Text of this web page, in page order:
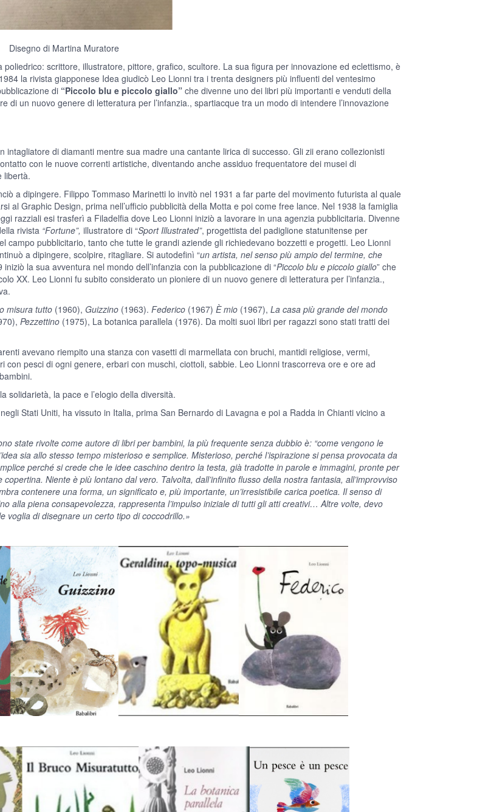
Disegno di Martina Muratore
scrittore, illustratore, pittore, grafico, scultore. La sua figura per innovazione ed eclettismo, è
la rivista giapponese Idea giudicò Leo Lionni tra i trenta designers più influenti del ventesimo
di “Piccolo blu e piccolo giallo” che divenne uno dei libri più importanti e venduti della
un nuovo genere di letteratura per l’infanzia., spartiacque tra un modo di intendere l’innovazione
di diamanti mentre sua madre una cantante lirica di successo. Gli zii erano collezionisti
con le nuove correnti artistiche, diventando anche assiduo frequentatore dei musei di
libertà.
a dipingere. Filippo Tommaso Marinetti lo invitò nel 1931 a far parte del movimento futurista al quale
al Graphic Design, prima nell’ufficio pubblicità della Motta e poi come free lance. Nel 1938 la famiglia
razziali esi trasferì a Filadelfia dove Leo Lionni iniziò a lavorare in una agenzia pubblicitaria. Divenne
rivista “Fortune”, illustratore di “Sport Illustrated”, progettista del padiglione statunitense per
campo pubblicitario, tanto che tutte le grandi aziende gli richiedevano bozzetti e progetti. Leo Lionni
a dipingere, scolpire, ritagliare. Si autodefinì “un artista, nel senso più ampio del termine, che
iniziò la sua avventura nel mondo dell’infanzia con la pubblicazione di “Piccolo blu e piccolo giallo” che
XX. Leo Lionni fu subito considerato un pioniere di un nuovo genere di letteratura per l’infanzia.,
misura tutto (1960), Guizzino (1963). Federico (1967) È mio (1967), La casa più grande del mondo
Pezzettino (1975), La botanica parallela (1976). Da molti suoi libri per ragazzi sono stati tratti dei
avevano riempito una stanza con vasetti di marmellata con bruchi, mantidi religiose, vermi,
pesci di ogni genere, erbari con muschi, ciottoli, sabbie. Leo Lionni trascorreva ore e ore ad
solidarietà, la pace e l’elogio della diversità.
Stati Uniti, ha vissuto in Italia, prima San Bernardo di Lavagna e poi a Radda in Chianti vicino a
state rivolte come autore di libri per bambini, la più frequente senza dubbio è: “come vengono le
sia allo stesso tempo misterioso e semplice. Misterioso, perché l’ispirazione si pensa provocata da
perché si crede che le idee caschino dentro la testa, già tradotte in parole e immagini, pronte per
Niente è più lontano dal vero. Talvolta, dall’infinito flusso della nostra fantasia, all’improvviso
contenere una forma, un significato e, più importante, un’irresistibile carica poetica. Il senso di
alla piena consapevolezza, rappresenta l’impulso iniziale di tutti gli atti creativi… Altre volte, devo
voglia di disegnare un certo tipo di coccodrillo.»